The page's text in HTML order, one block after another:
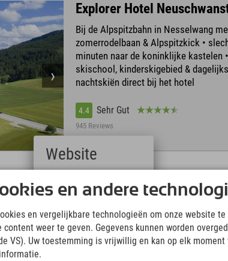
Explorer Hotel
Bij de Alpspitzbahn in Nesselwang
zomerrodelbaan & Alpspitzkick •
minuten naar de koninklijke kastelen
skischool, kinderskigebied & dagelijks
nachtskiën direct bij het hotel
4.4 Sehr Gut
945 Reviews
Explorer Hotel Montafon
Piz Buin, Silvretta-Montafon met 300
skipistes • Silvretta Hochalpenstraße
het bergstrand, 270 km aan fietspaden
en andere
en vergelijkbare technologieën om onze website te
weer te geven. Gegevens kunnen worden
VS). Uw toestemming is vrijwillig en kan op elk moment
Website
(German)
(English)
Italiano
(Italian)